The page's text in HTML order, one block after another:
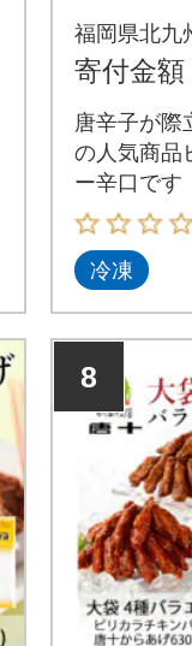
口 1.1kg
福岡県北九
寄付金額
唐辛子が際
の人気商品
ー辛口です
冷凍
8